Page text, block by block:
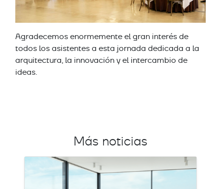
Agradecemos enormemente el gran interés de
todos los asistentes a esta jornada dedicada a la
arquitectura, la innovación y el intercambio de
ideas.
Más noticias